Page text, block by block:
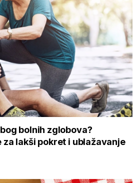
bolnih zglobova?
za lakši pokret i ublažavanje